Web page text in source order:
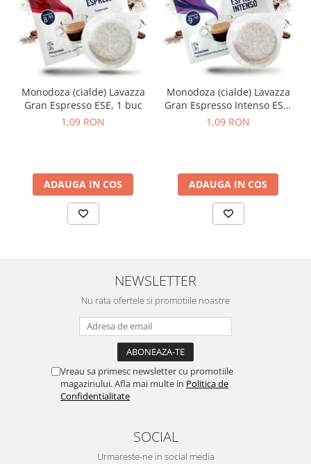
Monodoza (cialde) Lavazza
Gran Espresso ESE, 1 buc
1,09 RON
ADAUGA IN COS
Monodoza (cialde) Lavazza
Gran Espresso Intenso ESE,
1 buc
1,09 RON
ADAUGA IN COS
NEWSLETTER
Nu rata ofertele si promotiile noastre
Vreau sa primesc newsletter cu promotiile
magazinului. Afla mai multe in Politica de
Confidentialitate
SOCIAL
Urmareste-ne in social media